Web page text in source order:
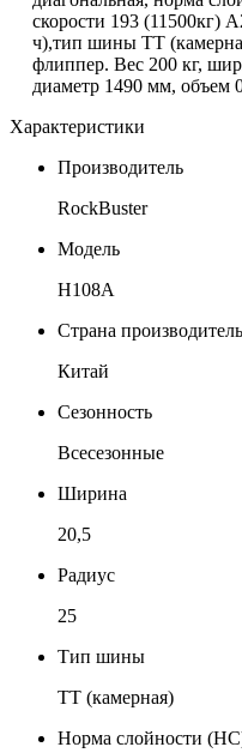
скорости 193 (11500кг)
ч),тип шины ТТ
флиппер. Вес 200 кг,
диаметр 1490 мм, объем
Характеристики
Производитель
RockBuster
Модель
Н108A
Страна производитель
Китай
Сезонность
Всесезонные
Ширина
20,5
Радиус
25
Тип шины
TT (камерная)
Норма слойности